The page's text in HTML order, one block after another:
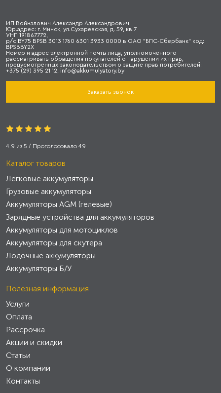
ИП Войналович Александр Александрович
Юр.адрес: г. Минск, ул.Сухаревская, д. 59, кв.7
УНП 191867772,
р/с BY75 BPSB 3013 1760 6301 3933 0000 в ОАО "БПС-Сбербанк" код:
BPSBBY2X
Номер и адрес электронной почты лица, уполномоченного
рассматривать обращения покупателей о нарушении их прав,
предусмотренных законодательством о защите прав потребителей:
+375 (29) 395 21 12, info@akkumulyatory.by
Заказать звонок
4.9 из 5 / Проголосовало 49
Каталог товаров
Легковые аккумуляторы
Грузовые аккумуляторы
Аккумуляторы AGM (гелевые)
Зарядные устройства для аккумуляторов
Аккумуляторы для мотоциклов
Аккумуляторы для скутера
Лодочные аккумуляторы
Аккумуляторы Б/У
Полезная информация
Услуги
Оплата
Рассрочка
Акции и скидки
Статьи
О компании
Контакты